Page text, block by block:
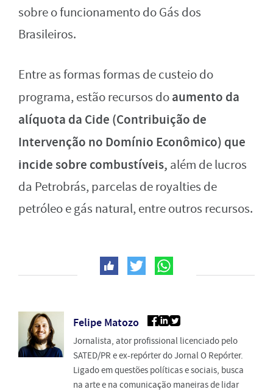
sobre o funcionamento do Gás dos
Brasileiros.
Entre as formas formas de custeio do
programa, estão recursos doaumento da
alíquota da Cide (Contribuição de
Intervenção no Domínio Econômico) que
incide sobre combustíveis, além de lucros
da Petrobrás, parcelas de royalties de
petróleo e gás natural, entre outros recursos.
Felipe Matozo
Jornalista, ator profissional licenciado pelo
SATED/PR e ex-repórter do Jornal O Repórter.
Ligado em questões políticas e sociais, busca
na arte e na comunicação maneiras de lidar